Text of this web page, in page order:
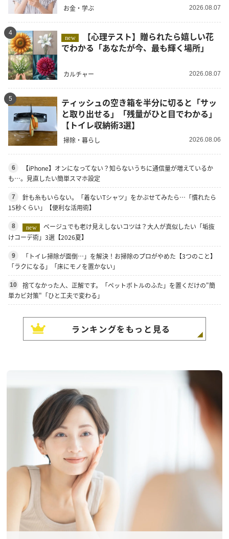
お金・学ぶ 2026.08.07
4
new
でわかる「あなたが今、最も輝く場所」
カルチャー 2026.08.07
5
ティッシュの空き箱を半分に切ると「サッ
と取り出せる」「残量がひと目でわかる」
【トイレ収納術3選】
掃除・暮らし 2026.08.06
6
【iPhone】オンになってない？知らないうちに通信量が増えているか
も…。見直したい簡単スマホ設定
7
針も糸もいらない。「着ないTシャツ」をかぶせてみたら…「慣れたら
15秒くらい」【便利な活用術】
8 new
ベージュでも老け見えしないコツは？大人が真似したい「垢抜
けコーデ術」3選【2026夏】
9
「トイレ掃除が面倒…」を解決！お掃除のプロがやめた【3つのこと】
「ラクになる」「床にモノを置かない」
10
捨てなかった人、正解です。「ペットボトルのふた」を置くだけの"簡
単カビ対策"「ひと工夫で変わる」
ランキングをもっと見る